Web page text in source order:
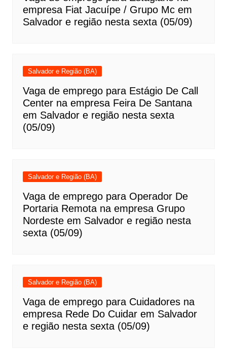
empresa Fiat Jacuípe / Grupo Mc em
Salvador e região nesta sexta (05/09)
Salvador e Região (BA)
Vaga de emprego para Estágio De Call
Center na empresa Feira De Santana
em Salvador e região nesta sexta
(05/09)
Salvador e Região (BA)
Vaga de emprego para Operador De
Portaria Remota na empresa Grupo
Nordeste em Salvador e região nesta
sexta (05/09)
Salvador e Região (BA)
Vaga de emprego para Cuidadores na
empresa Rede Do Cuidar em Salvador
e região nesta sexta (05/09)